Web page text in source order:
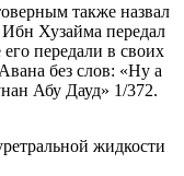
также назвал
Хузайма передал
передали в своих
без слов: «Ну а
Абу Дауд» 1/372.
жидкости